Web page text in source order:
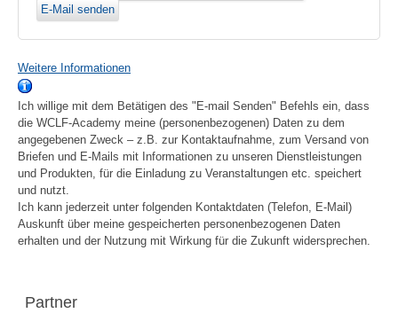
E-Mail senden
Weitere Informationen
Ich willige mit dem Betätigen des "E-mail Senden" Befehls ein, dass
die WCLF-Academy meine (personenbezogenen) Daten zu dem
angegebenen Zweck – z.B. zur Kontaktaufnahme, zum Versand von
Briefen und E-Mails mit Informationen zu unseren Dienstleistungen
und Produkten, für die Einladung zu Veranstaltungen etc. speichert
und nutzt.
Ich kann jederzeit unter folgenden Kontaktdaten (Telefon, E-Mail)
Auskunft über meine gespeicherten personenbezogenen Daten
erhalten und der Nutzung mit Wirkung für die Zukunft widersprechen.
Partner